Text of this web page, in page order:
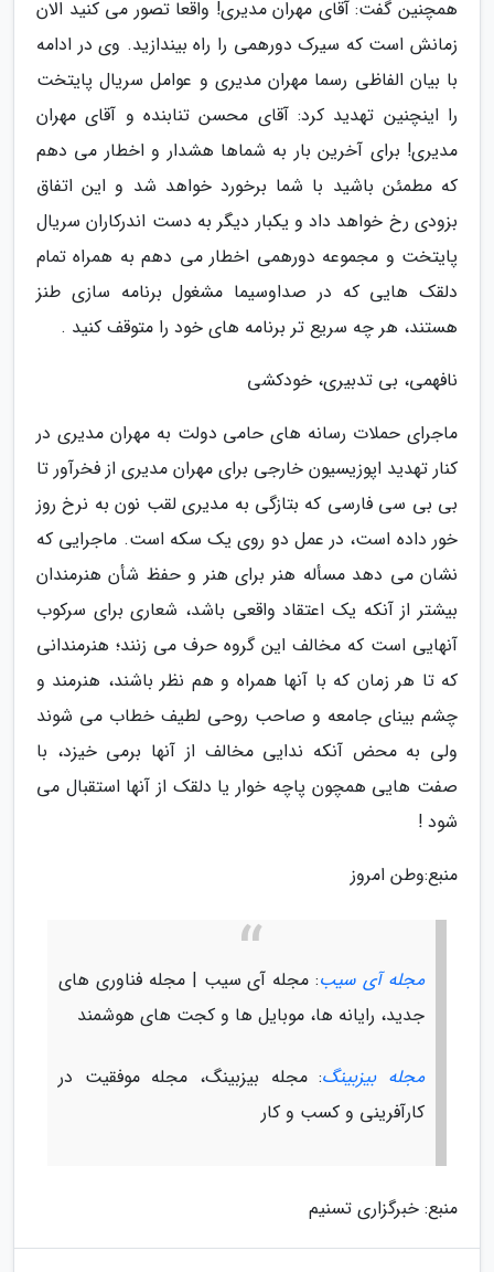
همچنین گفت: آقای مهران مدیری! واقعا تصور می کنید الان
زمانش است که سیرک دورهمی را راه بیندازید. وی در ادامه
با بیان الفاظی رسما مهران مدیری و عوامل سریال پایتخت
را اینچنین تهدید کرد: آقای محسن تنابنده و آقای مهران
مدیری! برای آخرین بار به شماها هشدار و اخطار می دهم
که مطمئن باشید با شما برخورد خواهد شد و این اتفاق
بزودی رخ خواهد داد و یکبار دیگر به دست اندرکاران سریال
پایتخت و مجموعه دورهمی اخطار می دهم به همراه تمام
دلقک هایی که در صداوسیما مشغول برنامه سازی طنز
هستند، هر چه سریع تر برنامه های خود را متوقف کنید .
نافهمی، بی تدبیری، خودکشی
ماجرای حملات رسانه های حامی دولت به مهران مدیری در
کنار تهدید اپوزیسیون خارجی برای مهران مدیری از فخرآور تا
بی بی سی فارسی که بتازگی به مدیری لقب نون به نرخ روز
خور داده است، در عمل دو روی یک سکه است. ماجرایی که
نشان می دهد مسأله هنر برای هنر و حفظ شأن هنرمندان
بیشتر از آنکه یک اعتقاد واقعی باشد، شعاری برای سرکوب
آنهایی است که مخالف این گروه حرف می زنند؛ هنرمندانی
که تا هر زمان که با آنها همراه و هم نظر باشند، هنرمند و
چشم بینای جامعه و صاحب روحی لطیف خطاب می شوند
ولی به محض آنکه ندایی مخالف از آنها برمی خیزد، با
صفت هایی همچون پاچه خوار یا دلقک از آنها استقبال می
شود !
منبع:وطن امروز
مجله آی سیب: مجله آی سیب | مجله فناوری های
جدید، رایانه ها، موبایل ها و کجت های هوشمند
مجله بیزبینگ: مجله بیزبینگ، مجله موفقیت در
کارآفرینی و کسب و کار
منبع: خبرگزاری تسنیم